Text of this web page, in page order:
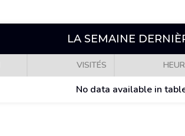
LA SEMAINE
VISITÉS
No data available in